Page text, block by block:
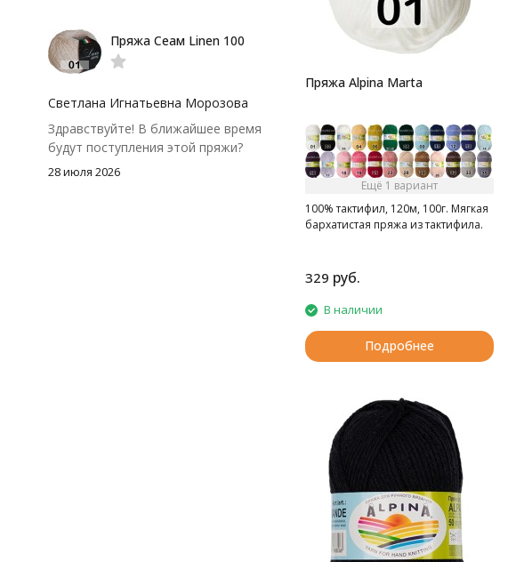
Пряжа Alpina Marta
Ещё 1 вариант
100% тактифил, 120м, 100г. Мягкая
бархатистая пряжа из тактифила.
329 руб.
В наличии
Подробнее
потеряло, цвет тоже не стал
тусклее. Единственный нюанс -
моточки маленькие, расход лучше
чуть-чуть не хватило))
Пряжа Сеам Linen 100
Светлана Игнатьевна Морозова
Здравствуйте! В ближайшее время
будут поступления этой пряжи?
28 июля 2026